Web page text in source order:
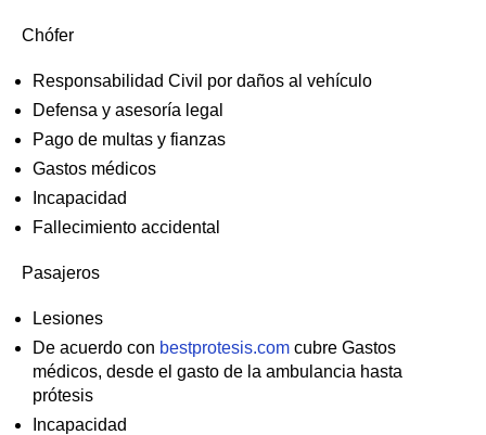
Chófer
Responsabilidad Civil por daños al vehículo
Defensa y asesoría legal
Pago de multas y fianzas
Gastos médicos
Incapacidad
Fallecimiento accidental
Pasajeros
Lesiones
De acuerdo con bestprotesis.com cubre Gastos
médicos, desde el gasto de la ambulancia hasta
prótesis
Incapacidad